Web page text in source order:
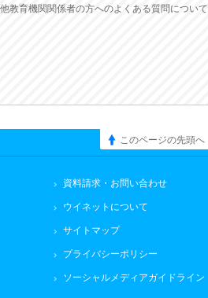
教育機関関係者の方へのよくある質問について
このページの先頭へ
資料請求・お問い合わせ
ウイネットについて
サイトマップ
プライバシーポリシー
ソーシャルメディアガイドライン